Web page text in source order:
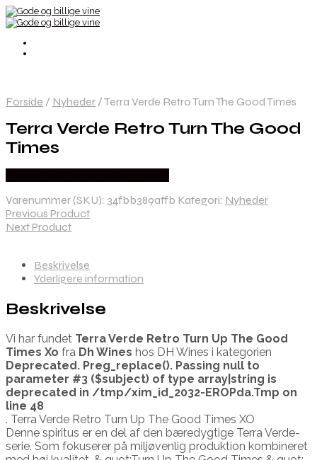
Forside / Nyheder /Terra Verde Retro Turn The Good Times
Terra Verde Retro Turn The Good
Times
Varenummer (SKU): 34fbb389affb Kategori: Nyheder
Previous Product
Next Product
Beskrivelse
Yderligere information
Beskrivelse
Vi har fundet Terra Verde Retro Turn Up The Good
Times Xo fra Dh Wines hos DH Wines i kategorien
Deprecated. Preg_replace(). Passing null to
parameter #3 ($subject) of type array|string is
deprecated in /tmp/xim_id_2032-EROPda.Tmp on
line 48
. Terra Verde Retro Turn Up The Good Times XO
Denne spiritus er en del af den bæredygtige Terra Verde-
serie. Som fokuserer på miljøvenlig produktion kombineret